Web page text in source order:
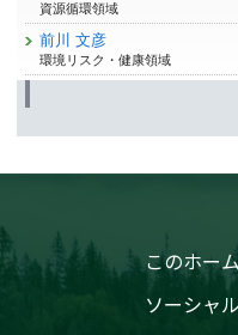
資源循環領域
前川 文彦
環境リスク・健康領域
このホー
ソーシャ